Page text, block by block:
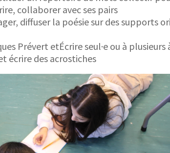
collaborer avec ses pairs
diffuser la poésie sur des supports
Prévert etÉcrire seul·e ou à
écrire des acrostiches